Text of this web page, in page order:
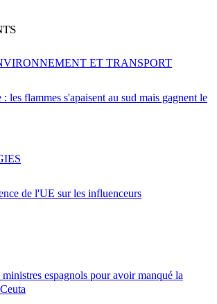
les flammes s'apaisent au sud mais gagnent le
ET TRANSPORT
de l'UE sur les influenceurs
espagnols pour avoir manqué la